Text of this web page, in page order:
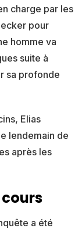
charge par les
pour
homme va
suite à
sa profonde
Elias
lendemain de
après les
a été